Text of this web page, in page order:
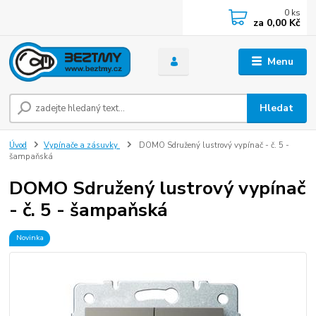
Menu
Hledat
0 ks
za 0,00 Kč
Úvod Vypínače a zásuvky
DOMO Sdružený lustrový vypínač - č. 5 -
šampaňská
DOMO Sdružený lustrový vypínač
- č. 5 - šampaňská
Novinka